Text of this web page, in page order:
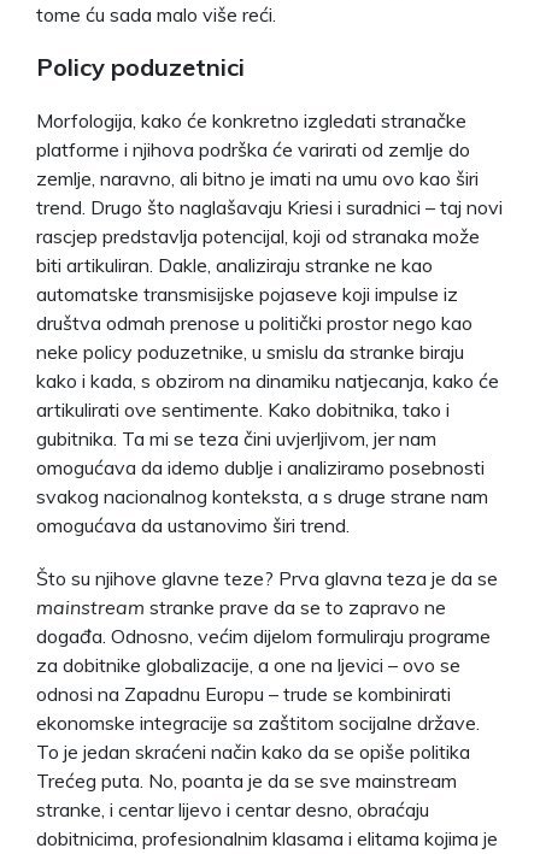
tome ću sada malo više reći.
Policy poduzetnici
Morfologija, kako će konkretno izgledati stranačke
platforme i njihova podrška će varirati od zemlje do
zemlje, naravno, ali bitno je imati na umu ovo kao širi
trend. Drugo što naglašavaju Kriesi i suradnici – taj novi
rascjep predstavlja potencijal, koji od stranaka može
biti artikuliran. Dakle, analiziraju stranke ne kao
automatske transmisijske pojaseve koji impulse iz
društva odmah prenose u politički prostor nego kao
neke policy poduzetnike, u smislu da stranke biraju
kako i kada, s obzirom na dinamiku natjecanja, kako će
artikulirati ove sentimente. Kako dobitnika, tako i
gubitnika. Ta mi se teza čini uvjerljivom, jer nam
omogućava da idemo dublje i analiziramo posebnosti
svakog nacionalnog konteksta, a s druge strane nam
omogućava da ustanovimo širi trend.
Što su njihove glavne teze? Prva glavna teza je da se
mainstream stranke prave da se to zapravo ne
događa. Odnosno, većim dijelom formuliraju programe
za dobitnike globalizacije, a one na ljevici – ovo se
odnosi na Zapadnu Europu – trude se kombinirati
ekonomske integracije sa zaštitom socijalne države.
To je jedan skraćeni način kako da se opiše politika
Trećeg puta. No, poanta je da se sve mainstream
stranke, i centar lijevo i centar desno, obraćaju
dobitnicima, profesionalnim klasama i elitama kojima je